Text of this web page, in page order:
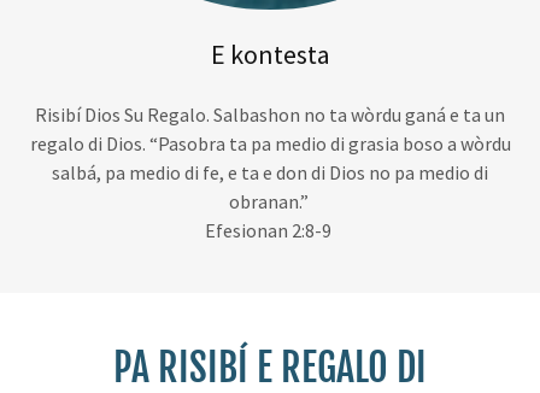
E kontesta
Risibí Dios Su Regalo. Salbashon no ta wòrdu ganá e ta un
regalo di Dios. “Pasobra ta pa medio di grasia boso a wòrdu
salbá, pa medio di fe, e ta e don di Dios no pa medio di
obranan.”
Efesionan 2:8-9
PA RISIBÍ E REGALO DI